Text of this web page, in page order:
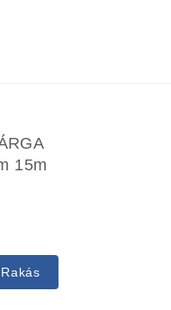
15m